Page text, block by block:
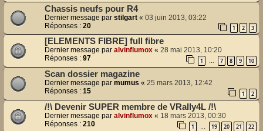
Chassis neufs pour R4
Dernier message par stilgart « 03 juin 2013, 03:22
Réponses : 20 1 2 3
[ELEMENTS FIBRE] full fibre
Dernier message par alvinflumox « 28 mai 2013, 10:20
Réponses : 97 1 … 7 8 9 10
Scan dossier magazine
Dernier message par mumus « 25 mars 2013, 12:42
Réponses : 15 1 2
/!\ Devenir SUPER membre de VRally4L /!\
Dernier message par alvinflumox « 18 mars 2013, 00:30
Réponses : 210 1 19 20 21 22